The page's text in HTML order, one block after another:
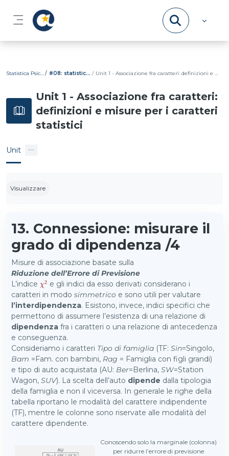
Pannello laterale
Statistica Psicometrica #08: statistica bivariata Unit 1 - Associazione fra caratteri: definizioni e misure per i caratteri statistici
Unit 1 - Associazione fra caratteri:
definizioni e misure per i caratteri
statistici
Unit
Visualizzare
13. Connessione: misurare il
grado di dipendenza /4
Misure di associazione basate sulla
Riduzione dell’Errore di Previsione
L’indice χ2
χ2 e gli indici da esso derivati considerano i
caratteri in modo simmetrico e sono utili per valutare
l’interdipendenza. Esistono, invece, indici specifici che
permettono di assumere l’esistenza di una relazione di
dipendenza fra i caratteri o una relazione di antecedenza
e conseguenza.
Consideriamo i caratteri Tipo di famiglia (TF: Sin=Singolo,
Bam =Fam. con bambini, Rag = Famiglia con figli grandi)
e tipo di auto acquistata (AU: Ber=Berlina, SW=Station
Wagon, SUV). La scelta dell’auto dipende dalla tipologia
della famiglia e non il viceversa. In generale le righe della
tabella riportano le modalità del carattere indipendente
(TF), mentre le colonne sono riservate alle modalità del
carattere dipendente.
Conoscendo solo la marginale (colonna)
per ridurre l’errore di previsione